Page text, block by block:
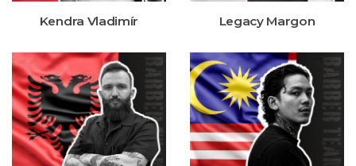
Kendra Vladimír Legacy Margon